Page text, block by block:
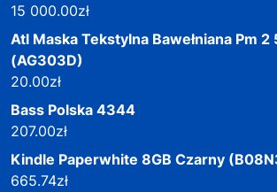
15 000.00zł
Atl Maska Tekstylna Bawełniana Pm 2
(AG303D)
20.00zł
Bass Polska 4344
207.00zł
Kindle Paperwhite 8GB Czarny
665.74zł